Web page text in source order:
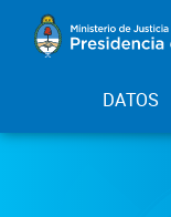
DATOS